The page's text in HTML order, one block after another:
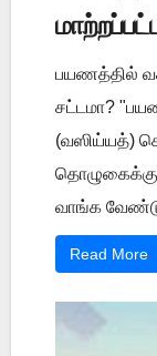
பயணத்தில்
சட்டமா?
(வஸிய்யத்)
வாங்க
Read More